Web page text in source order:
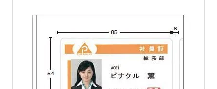
ようこそ ゲスト 様
person 新規会員登録